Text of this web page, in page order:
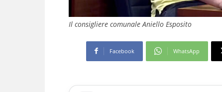
Il consigliere comunale Aniello Esposito
Facebook WhatsApp